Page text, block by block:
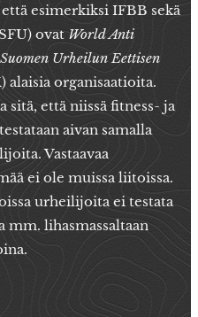
esimerkiksi IFBB sekä
ovat World Anti
Suomen Urheilun Eettisen
alaisia organisaatioita.
sitä, että niissä fitness- ja
aivan samalla
Vastaavaa
ei ole muissa liitoissa.
urheilijoita ei testata
mm. lihasmassaltaan